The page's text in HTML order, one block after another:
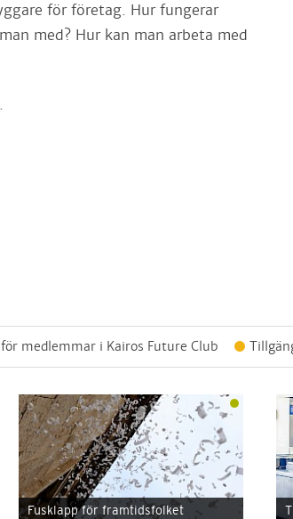
för företag. Hur fungerar
med? Hur kan man arbeta med
medlemmar i Kairos Future Club
Fusklapp för framtidsfolket